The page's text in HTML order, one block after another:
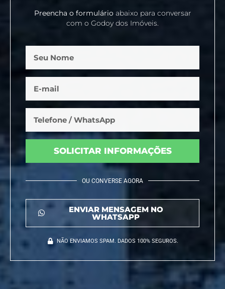
Preencha o formulárioabaixo para conversar
com o Godoy dos Imóveis.
SOLICITAR INFORMAÇÕES
OU CONVERSE AGORA
ENVIAR MENSAGEM NO
WHATSAPP
NÃO ENVIAMOS SPAM. DADOS 100% SEGUROS.